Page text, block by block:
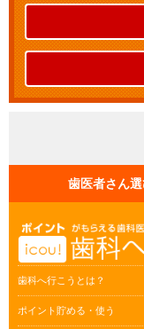
歯医者さん
歯科へ行こうとは？
ポイント貯める・使う